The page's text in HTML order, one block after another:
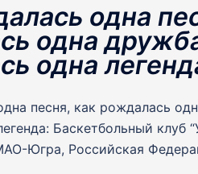
одна
одна
одна
песня, как рождалась
Баскетбольный клуб
Югра, Российская